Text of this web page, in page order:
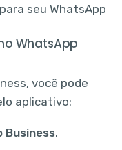
WhatsApp
você pode
aplicativo:
Business.